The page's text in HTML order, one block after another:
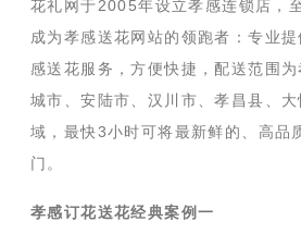
花礼网于2005年设立孝感连锁店，
成为孝感送花网站的领跑者：专业
感送花服务，方便快捷，配送范围
城市、安陆市、汉川市、孝昌县、
域，最快3小时可将最新鲜的、高品
门。
孝感订花送花经典案例一